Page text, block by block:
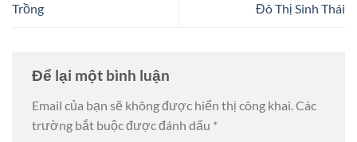
Trồng
Đô Thị Sinh Thái
Để lại một bình luận
Email của bạn sẽ không được hiển thị công khai.Các
trường bắt buộc được đánh dấu *